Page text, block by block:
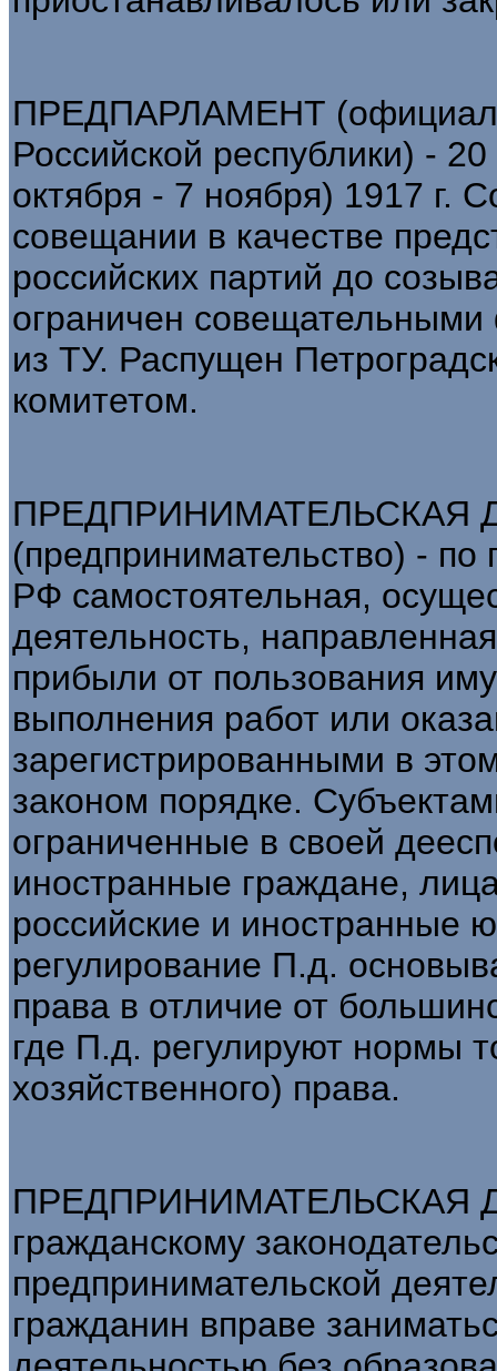
ПРЕДПАРЛАМЕНТ
Российской республики) -
октября - 7 ноября) 1917 г.
совещании в качестве
российских партий до
ограничен
из ТУ. Распущен
комитетом.
ПРЕДПРИНИМАТЕЛЬСКАЯ
(предпринимательство) - по
РФ самостоятельная,
деятельность,
прибыли от пользования
выполнения работ или
зарегистрированными в
законом порядке.
ограниченные в своей
иностранные граждане,
российские и иностранные
регулирование П.д.
права в отличие от
где П.д. регулируют нормы
хозяйственного) права.
ПРЕДПРИНИМАТЕЛЬСКАЯ
гражданскому
предпринимательской
гражданин вправе